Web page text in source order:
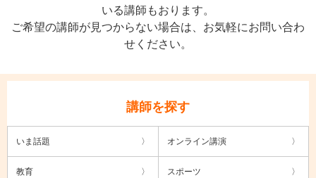
いる講師もおります。
ご希望の講師が見つからない場合は、お気軽にお問い合わ
せください。
講師を探す
いま話題 オンライン講演
教育 スポーツ